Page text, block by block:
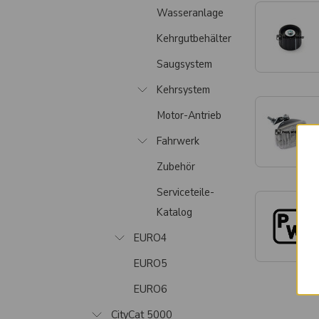
Wasseranlage
Kehrgutbehälter
Saugsystem
Kehrsystem
Motor-Antrieb
Fahrwerk
Zubehör
Serviceteile-
Katalog
EURO4
EURO5
EURO6
CityCat 5000